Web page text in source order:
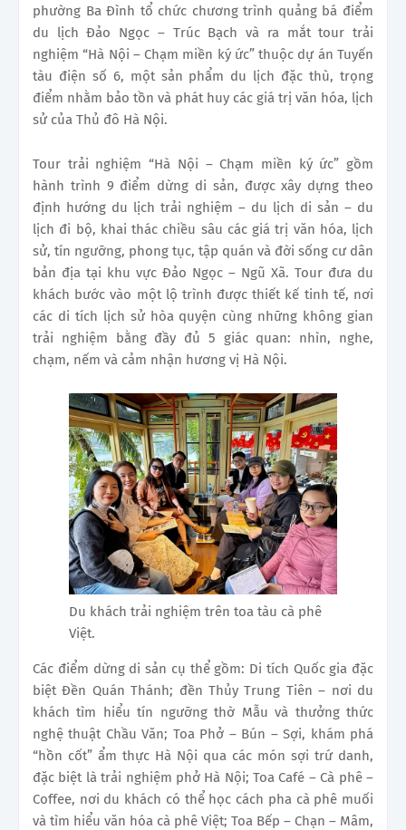
phường Ba Đình tổ chức chương trình quảng bá điểm
du lịch Đảo Ngọc – Trúc Bạch và ra mắt tour trải
nghiệm “Hà Nội – Chạm miền ký ức” thuộc dự án Tuyến
tàu điện số 6, một sản phẩm du lịch đặc thù, trọng
điểm nhằm bảo tồn và phát huy các giá trị văn hóa, lịch
sử của Thủ đô Hà Nội.
Tour trải nghiệm “Hà Nội – Chạm miền ký ức” gồm
hành trình 9 điểm dừng di sản, được xây dựng theo
định hướng du lịch trải nghiệm – du lịch di sản – du
lịch đi bộ, khai thác chiều sâu các giá trị văn hóa, lịch
sử, tín ngưỡng, phong tục, tập quán và đời sống cư dân
bản địa tại khu vực Đảo Ngọc – Ngũ Xã. Tour đưa du
khách bước vào một lộ trình được thiết kế tinh tế, nơi
các di tích lịch sử hòa quyện cùng những không gian
trải nghiệm bằng đầy đủ 5 giác quan: nhìn, nghe,
chạm, nếm và cảm nhận hương vị Hà Nội.
Du khách trải nghiệm trên toa tàu cà phê
Việt.
Các điểm dừng di sản cụ thể gồm: Di tích Quốc gia đặc
biệt Đền Quán Thánh; đền Thủy Trung Tiên – nơi du
khách tìm hiểu tín ngưỡng thờ Mẫu và thưởng thức
nghệ thuật Chầu Văn; Toa Phở – Bún – Sợi, khám phá
“hồn cốt” ẩm thực Hà Nội qua các món sợi trứ danh,
đặc biệt là trải nghiệm phở Hà Nội; Toa Café – Cà phê –
Coffee, nơi du khách có thể học cách pha cà phê muối
và tìm hiểu văn hóa cà phê Việt; Toa Bếp – Chạn – Mâm,